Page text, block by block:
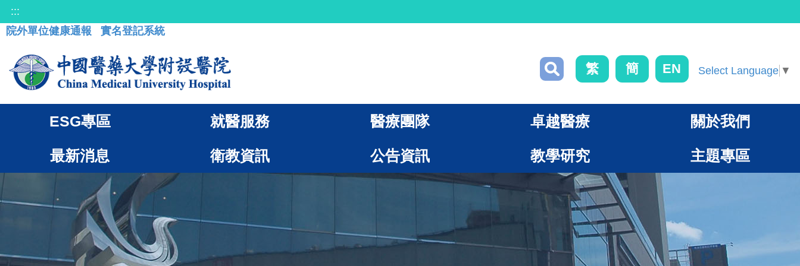
:::
院外單位健康通報
實名登記系統
繁 簡 EN Select Language ▼
ESG專區 就醫服務 醫療團隊 卓越醫療 關於我們
最新消息 衛教資訊 公告資訊 教學研究 主題專區